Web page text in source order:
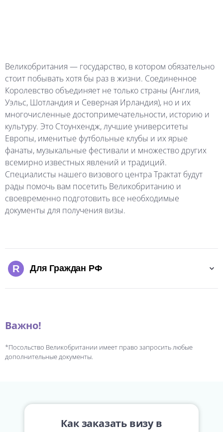
Великобритания — государство, в котором обязательно
стоит побывать хотя бы раз в жизни. Соединенное
Королевство объединяет не только страны (Англия,
Уэльс, Шотландия и Северная Ирландия), но и их
многочисленные достопримечательности, историю и
культуру. Это Стоунхендж, лучшие университеты
Европы, именитые футбольные клубы и их ярые
фанаты, музыкальные фестивали и множество других
всемирно известных явлений и традиций.
Специалисты нашего визового центра Трактат будут
рады помочь вам посетить Великобританию и
своевременно подготовить все необходимые
документы для получения визы.
R Для Граждан РФ
Важно!
*Посольство Великобритании имеет право запросить любые
дополнительные документы.
Как заказать визу в